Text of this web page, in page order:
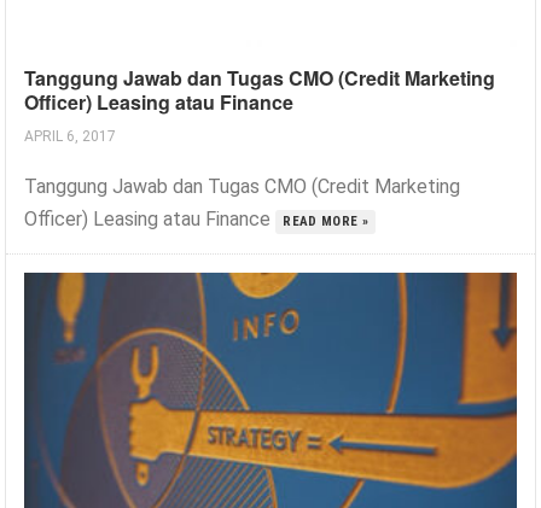
Tanggung Jawab dan Tugas CMO (Credit Marketing
Officer) Leasing atau Finance
APRIL 6, 2017
Tanggung Jawab dan Tugas CMO (Credit Marketing
Officer) Leasing atau Finance
READ MORE »